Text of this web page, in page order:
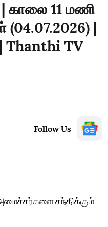
காலை 11 மணி
(04.07.2026) |
Thanthi TV
Follow Us
சந்திக்கும்